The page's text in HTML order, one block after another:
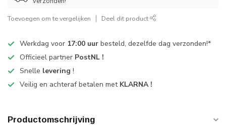
Toevoegen om te vergelijken Deel dit product
Werkdag voor 17:00 uur besteld, dezelfde dag verzonden!*
Officieel partner PostNL !
Snelle levering !
Veilig en achteraf betalen met KLARNA !
Productomschrijving